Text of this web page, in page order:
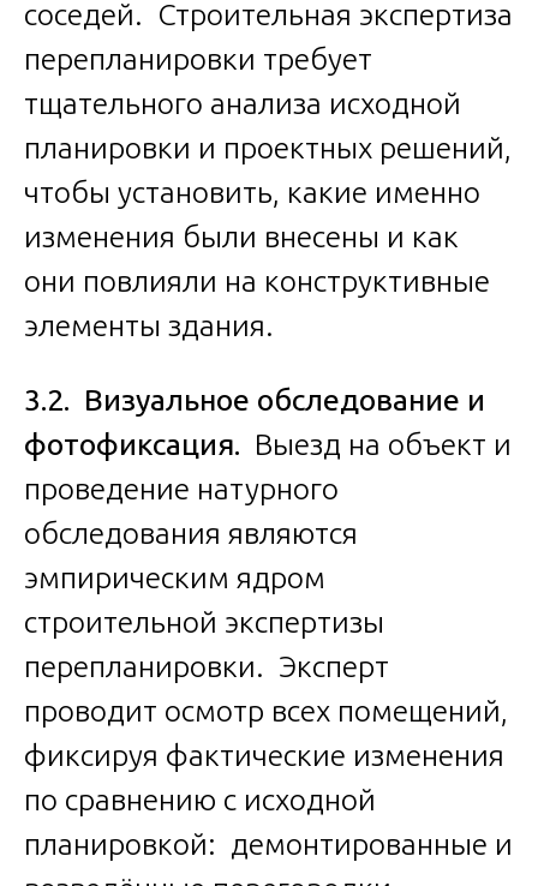
соседей. Строительная экспертиза
перепланировки требует
тщательного анализа исходной
планировки и проектных решений,
чтобы установить, какие именно
изменения были внесены и как
они повлияли на конструктивные
элементы здания.
3.2. Визуальное обследование и
фотофиксация. Выезд на объект и
проведение натурного
обследования являются
эмпирическим ядром
строительной экспертизы
перепланировки. Эксперт
проводит осмотр всех помещений,
фиксируя фактические изменения
по сравнению с исходной
планировкой: демонтированные и